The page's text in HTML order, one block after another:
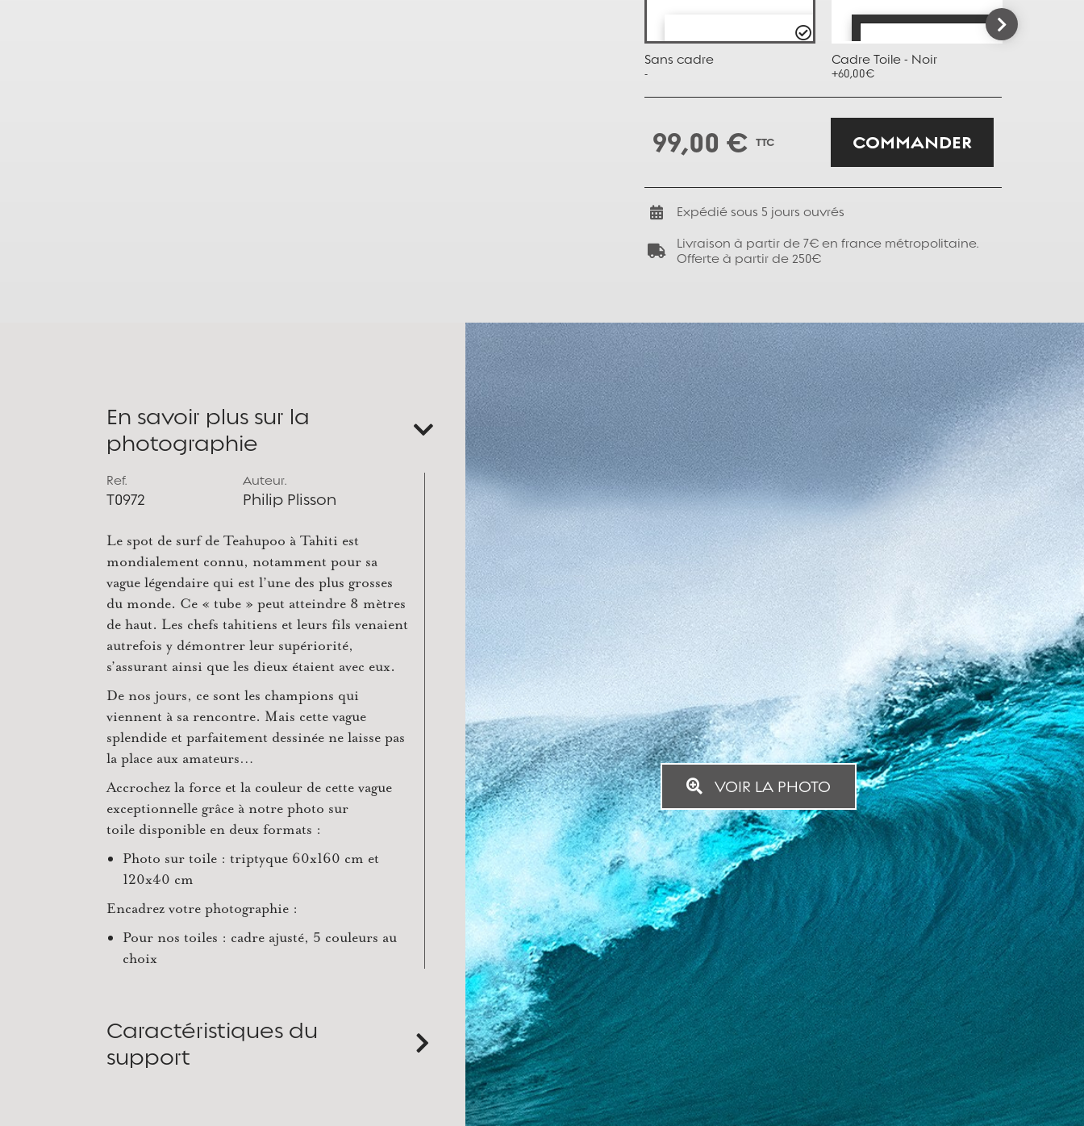
Sans cadre
-
Cadre Toile - Noir
+60,00€
99,00 € TTC COMMANDER
Expédié sous5 jours ouvrés
Livraison à partir de 7€ en france métropolitaine.
Offerte à partir de 250€
VOIR LA PHOTO
En savoir plus sur la
photographie
Ref.
T0972
Auteur.
Philip Plisson
Le spot de surf de Teahupoo à Tahiti est
mondialement connu, notamment pour sa
vague légendaire qui est l’une des plus grosses
du monde. Ce « tube » peut atteindre 8 mètres
de haut. Les chefs tahitiens et leurs fils venaient
autrefois y démontrer leur supériorité,
s’assurant ainsi que les dieux étaient avec eux.
De nos jours, ce sont les champions qui
viennent à sa rencontre. Mais cette vague
splendide et parfaitement dessinée ne laisse pas
la place aux amateurs…
Accrochez la force et la couleur de cette vague
exceptionnelle grâce à notre photo sur
toile disponible en deux formats :
Photo sur toile : triptyque 60x160 cm et
120x40 cm
Encadrez votre photographie :
Pour nos toiles : cadre ajusté, 5 couleurs au
choix
Caractéristiques du
support